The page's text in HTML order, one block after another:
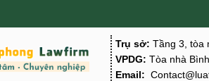
Trụ sở: Tầng 3, tòa
VPDG: Tòa nhà
Email: